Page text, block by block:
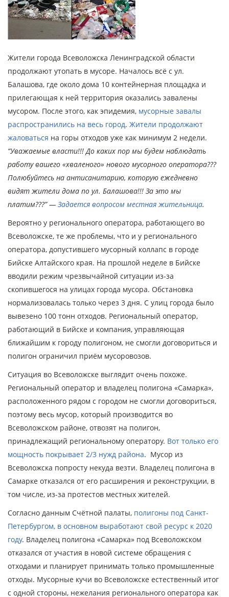
Жители города Всеволожска Ленинградской области
продолжают утопать в мусоре. Началось всё с ул.
Балашова, где около дома 10 контейнерная площадка и
прилегающая к ней территория оказались завалены
мусором. После этого, как эпидемия, мусорные завалы
распространились на весь город. Жители продолжают
жаловаться на горы отходов уже как минимум 2 недели.
“Уважаемые власти!!! До каких пор мы будем наблюдать
работу вашего «хваленого» нового мусорного оператора???
Полюбуйтесь на антисанитарию, которую ежедневно
видят жители дома по ул. Балашова!!! За это мы
платим???” — Задается вопросом местная жительница.
Вероятно у регионального оператора, работающего во
Всеволожске, те же проблемы, что и у регионального
оператора, допустившего мусорный коллапс в городе
Бийске Алтайского края. На прошлой неделе в Бийске
вводили режим чрезвычайной ситуации из-за
скопившегося на улицах города мусора. Обстановка
нормализовалась только через 3 дня. С улиц города было
вывезено 100 тонн отходов. Региональный оператор,
работающий в Бийске и компания, управляющая
ближайшим к городу полигоном, не смогли договориться и
полигон ограничил приём мусоровозов.
Ситуация во Всеволожске выглядит очень похоже.
Региональный оператор и владелец полигона «Самарка»,
расположенного рядом с городом не смогли договориться,
поэтому весь мусор, который производится во
Всеволожском районе, отвозят на полигон,
принадлежащий региональному оператору. Вот только его
мощность покрывает 2/3 нужд района. Мусор из
Всеволожска попросту некуда везти. Владелец полигона в
Самарке отказался от его расширения и реконструкции, в
том числе, из-за протестов местных жителей.
Согласно данным Счётной палаты, полигоны под Санкт-
Петербургом, в основном выработают свой ресурс к 2020
году. Владелец полигона «Самарка» под Всеволожском
отказался от участия в новой системе обращения с
отходами и планирует принимать только промышленные
отходы. Мусорные кучи во Всеволожске естественный итог
с одной стороны, нежелания регионального оператора как